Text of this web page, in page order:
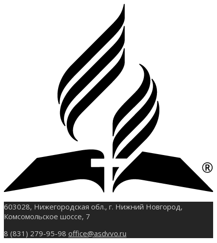
603028, Нижегородская обл., г. Нижний Новгород,
Комсомольское шоссе, 7
8 (831) 279-95-98 office@asdvvo.ru